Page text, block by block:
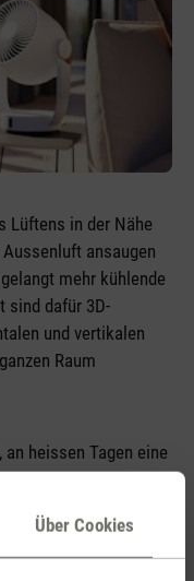
Über Cookies
Lüftens in der Nähe
ansaugen
mehr kühlende
sind dafür 3D-
und vertikalen
Raum
heissen Tagen eine